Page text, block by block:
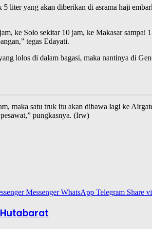
liter yang akan diberikan di asrama haji
ke Solo sekitar 10 jam, ke Makasar sampai
tegas Edayati.
lolos di dalam bagasi, maka nantinya di
maka satu truk itu akan dibawa lagi ke
pungkasnya. (Irw)
Messenger WhatsApp Telegram Share